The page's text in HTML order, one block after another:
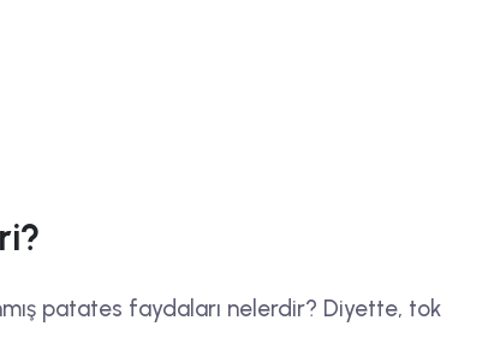
patates faydaları nelerdir? Diyette, tok